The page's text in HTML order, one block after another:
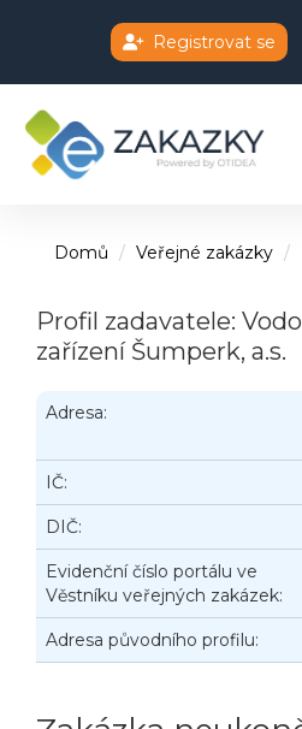
Registrovat se
Domů Veřejné zakázky
Profil zadavatele:
zařízení Šumperk, a.s.
Adresa:
IČ:
DIČ:
Evidenční číslo portálu ve
Věstníku veřejných zakázek:
Adresa původního profilu:
Chatbot e-zakazky